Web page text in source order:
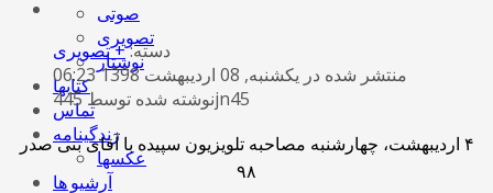
صوتی
تصویری
نوشتار
کتابها
تماس
زندگینامه
عکسها
آرشیو ها
دسته:+ تصویری
منتشر شده در یکشنبه, 08 ارديبهشت 1398 06:23
نوشته شده توسط 445jn45
مصاحبه تلویزیون سپیده با آقای بنی صدر ، چهارشنبه۴ اردیبهشت
۹۸